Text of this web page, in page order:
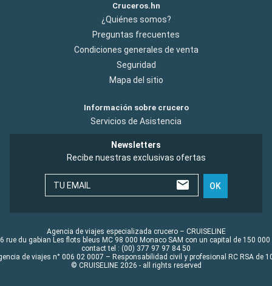
Cruceros.hn
¿Quiénes somos?
Preguntas frecuentes
Condiciones generales de venta
Seguridad
Mapa del sitio
Información sobre crucero
Servicios de Asistencia
Newsletters
Recibe nuestras exclusivas ofertas
TU EMAIL OK
Agencia de viajes especializada crucero – CRUISELINE
rue du gabian Les flots bleus MC 98 000 Monaco SAM con un capital de 150 000
contact tel : (00) 377 97 97 84 50
de viajes n° 006 02 0007 – Responsabilidad civil y profesional RC RSA de
© CRUISELINE 2026 - all rights reserved